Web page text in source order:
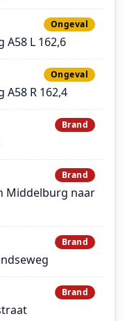
Ongeval
A58 L 162,6
Ongeval
A58 R 162,4
Brand
Brand
Middelburg naar
Brand
Brand